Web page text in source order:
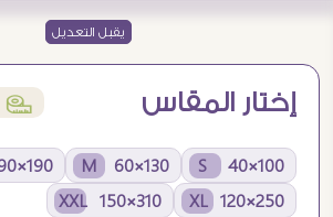
يقبل التعديل
إختار المقاس í
100×40 S
130×60 M
190×90 L
250×120 XL
310×150 XXL